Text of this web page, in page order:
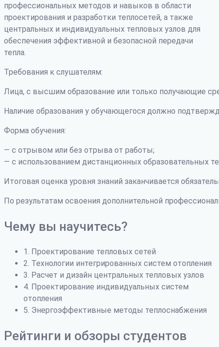
профессиональных методов и навыков в области
проектирования и разработки теплосетей, а также
центральных и индивидуальных тепловых узлов для
обеспечения эффективной и безопасной передачи
тепла.
Требования к слушателям:
Лица, с высшим образование или только получающие
Наличие образования у обучающегося должно
Форма обучения:
— с отрывом или без отрыва от работы;
— с использованием дистанционных образовательных
Итоговая оценка уровня знаний заканчивается
По результатам освоения дополнительной
Чему вы научитесь?
1. Проектирование тепловых сетей
2. Технологии интегрированных систем отопления
3. Расчет и дизайн центральных тепловых узлов
4. Проектирование индивидуальных систем
отопления
5. Энергоэффективные методы теплоснабжения
Рейтинги и обзоры студентов